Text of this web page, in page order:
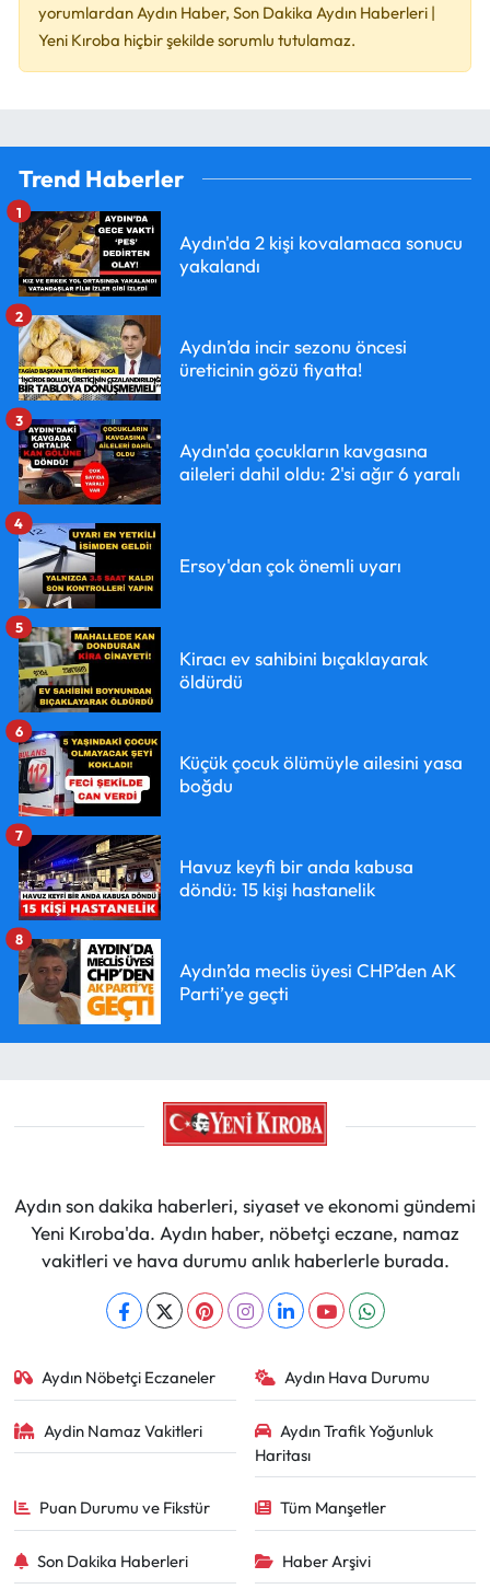
yorumlardan Aydın Haber, Son Dakika Aydın Haberleri |
Yeni Kıroba hiçbir şekilde sorumlu tutulamaz.
Trend Haberler
Aydın'da 2 kişi kovalamaca sonucu
yakalandı
1
Aydın’da incir sezonu öncesi
üreticinin gözü fiyatta!
2
Aydın'da çocukların kavgasına
aileleri dahil oldu: 2'si ağır 6 yaralı
3
Ersoy'dan çok önemli uyarı
4
Kiracı ev sahibini bıçaklayarak
öldürdü
5
Küçük çocuk ölümüyle ailesini yasa
boğdu
6
Havuz keyfi bir anda kabusa
döndü: 15 kişi hastanelik
7
Aydın’da meclis üyesi CHP’den AK
Parti’ye geçti
8
Aydın son dakika haberleri, siyaset ve ekonomi gündemi
Yeni Kıroba'da. Aydın haber, nöbetçi eczane, namaz
vakitleri ve hava durumu anlık haberlerle burada.
Aydın Nöbetçi Eczaneler Aydın Hava Durumu
Aydin Namaz Vakitleri
Aydın Trafik Yoğunluk
Haritası
Puan Durumu ve Fikstür Tüm Manşetler
Son Dakika Haberleri Haber Arşivi